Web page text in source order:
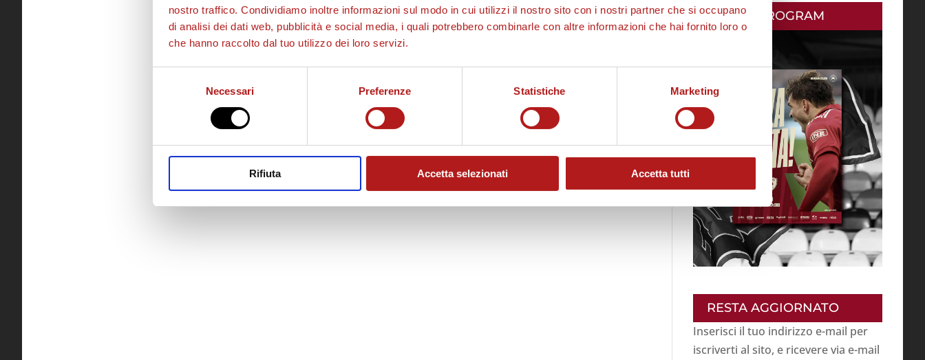
nostro traffico. Condividiamo inoltre informazioni sul modo in cui utilizzi il nostro sito con i nostri partner che si occupano
di analisi dei dati web, pubblicità e social media, i quali potrebbero combinarle con altre informazioni che hai fornito loro o
che hanno raccolto dal tuo utilizzo dei loro servizi.
Necessari Preferenze Statistiche Marketing
Rifiuta Accetta selezionati Accetta tutti
MATCH PROGRAM
RESTA AGGIORNATO
Inserisci il tuo indirizzo e-mail per
iscriverti al sito, e ricevere via e-mail